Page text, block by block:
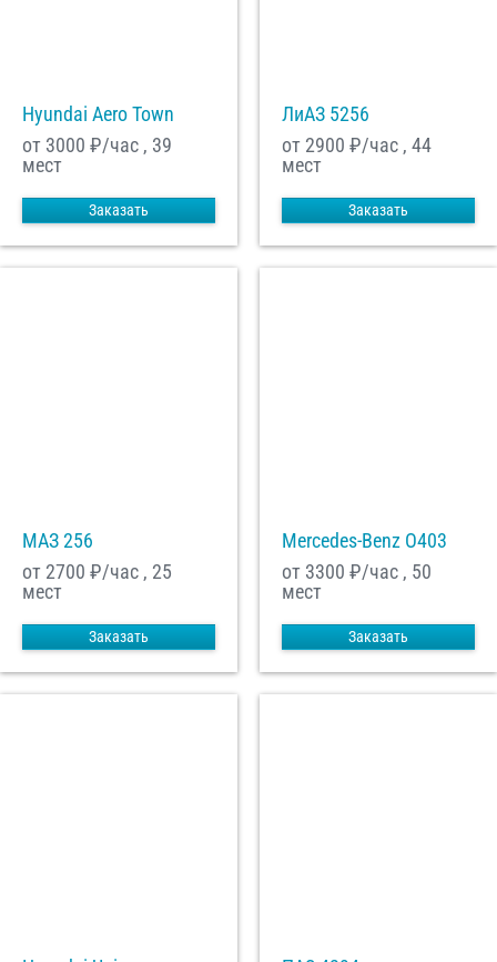
Hyundai Aero Town
от 3000 ₽/час , 39
мест
Заказать
ЛиАЗ 5256
от 2900 ₽/час , 44
мест
Заказать
МАЗ 256
от 2700 ₽/час , 25
мест
Заказать
Mercedes-Benz О403
от 3300 ₽/час , 50
мест
Заказать